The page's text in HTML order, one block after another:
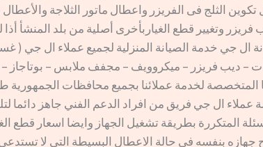
الثلج فى الفريزر واعطال ماتور الثلاجة والأعطال
فريزر وتغيير قطع الغياربأخرى أصلية من بلد المنشأ أذا
ال جي خدمة الصيانة المنزلية لجميع عملاء ال جي (
– ديب فريزر – ميكروويف – مجفف ملابس – بوتاجاز
لخدمة عملائنا بجميع محافظات الجمهورية
عملاء ال جي فريق من افراد الدعم الفني جاهز دائما
المتكررة بطريقة تشغيل الجهاز وايضا اسعار قطع
جهازه بنفسه في حالة الاعطال البسيطة التي لا